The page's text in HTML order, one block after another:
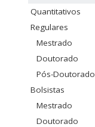
Quantitativos
Regulares
Mestrado
Doutorado
Pós-Doutorado
Bolsistas
Mestrado
Doutorado